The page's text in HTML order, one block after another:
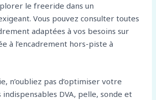
le freeride dans un
Vous pouvez consulter toutes
adaptées à vos besoins sur
à l’encadrement hors-piste à
n’oubliez pas d’optimiser votre
DVA, pelle, sonde et